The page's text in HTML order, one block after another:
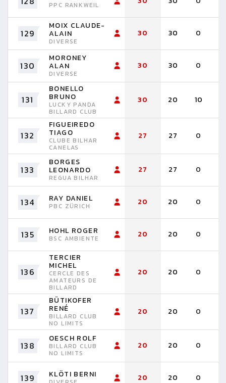
PPC RANKWEIL
129
MOIX CLAUDE-
ALAIN
DIVERSE
30 30 0
130
MORONEY
ALAN
DIVERSE
30 30 0
131
BONELLO
BRUNO
LUCKY PANDA
BILLARD CLUB
30 20 10
132
FIGUEIREDO
TIAGO
CLUBE BILHAR
CANELAS
27 27 0
133
BORGES
LEONARDO
REGUA BILHAR
27 27 0
134 RAY DANIEL
PBC ZÜRICH 20 20 0
135 HOHL ROGER
BSC AMBIENTE 20 20 0
136
TERCIER
MICHEL
CERCLE DES
AMATEURS DE
BILLARD
20 20 0
137
BÜTIKOFER
RENÉ
BILLARD CLUB
NO LIMITS
20 20 0
138
OESCH ROLF
BILLARD CLUB
NO LIMITS
20 20 0
139 KLÖTI BERNI 20 20 0